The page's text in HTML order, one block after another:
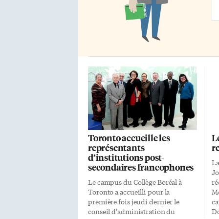
Toronto accueille les
représentants
d’institutions post-
secondaires francophones
Le campus du Collège Boréal à
Toronto a accueilli pour la
première fois jeudi dernier le
conseil d’administration du